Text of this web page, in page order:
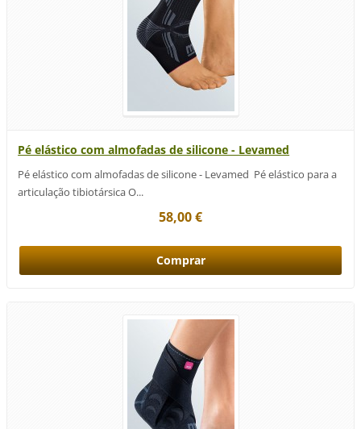
Pé elástico com almofadas de silicone - Levamed
Pé elástico com almofadas de silicone - Levamed Pé elástico para a
articulação tibiotársica O...
58,00 €